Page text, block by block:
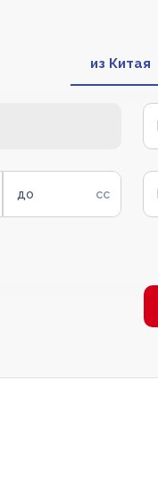
из Китая
до